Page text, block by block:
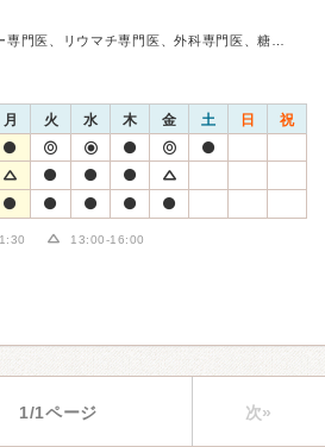
専門医、リウマチ専門医、外科専門医、糖…
月 火 水 木 金 土 日 祝
13:00-16:00
1/1ページ 次»